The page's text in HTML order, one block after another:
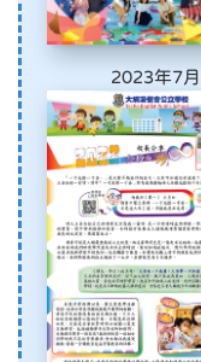
2023年7月